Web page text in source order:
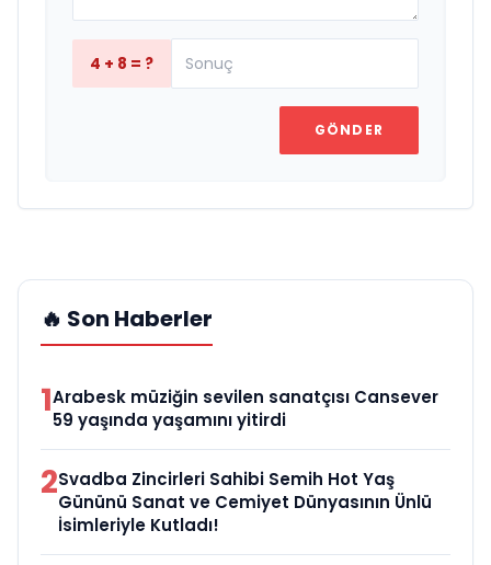
4 + 8 = ?
GÖNDER
🔥 Son Haberler
1Arabesk müziğin sevilen sanatçısı Cansever
59 yaşında yaşamını yitirdi
2Svadba Zincirleri Sahibi Semih Hot Yaş
Gününü Sanat ve Cemiyet Dünyasının Ünlü
İsimleriyle Kutladı!